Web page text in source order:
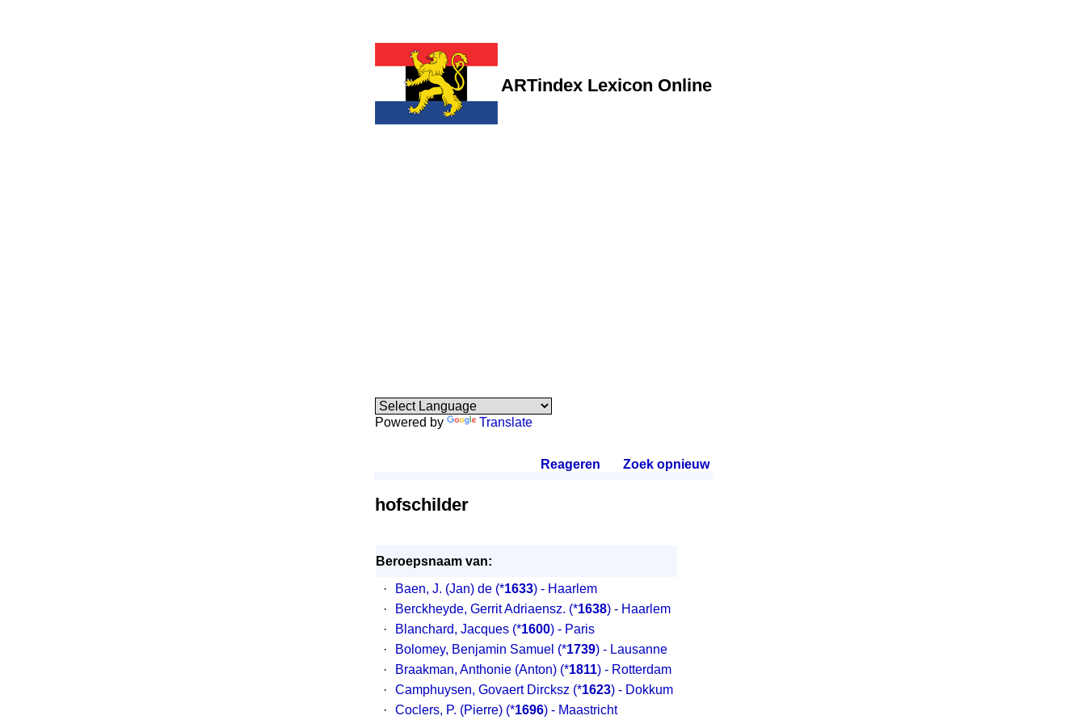
ARTindex Lexicon Online
Powered by Translate
Reageren Zoek opnieuw.
hofschilder
Beroepsnaam van:
·
Baen, J. (Jan) de (*1633) - Haarlem
·
Berckheyde, Gerrit Adriaensz. (*1638) - Haarlem
·
Blanchard, Jacques (*1600) - Paris
·
Bolomey, Benjamin Samuel (*1739) - Lausanne
·
Braakman, Anthonie (Anton) (*1811) - Rotterdam
·
Camphuysen, Govaert Dircksz (*1623) - Dokkum
·
Coclers, P. (Pierre) (*1696) - Maastricht